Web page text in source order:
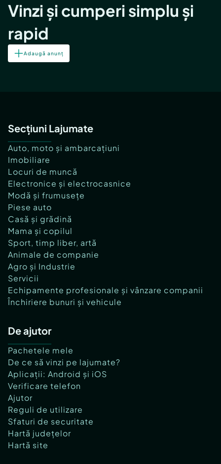
Vinzi și cumperi simplu și
rapid
Adaugă anunț
Secțiuni Lajumate
Auto, moto și ambarcațiuni
Imobiliare
Locuri de muncă
Electronice și electrocasnice
Modă și frumusețe
Piese auto
Casă și grădină
Mama și copilul
Sport, timp liber, artă
Animale de companie
Agro și Industrie
Servicii
Echipamente profesionale și vânzare companii
Închiriere bunuri și vehicule
De ajutor
Pachetele mele
De ce să vinzi pe lajumate?
Aplicații: Android și iOS
Verificare telefon
Ajutor
Reguli de utilizare
Sfaturi de securitate
Hartă județelor
Hartă site